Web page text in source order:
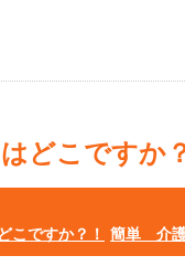
どこですか
こですか？！ 簡単 介